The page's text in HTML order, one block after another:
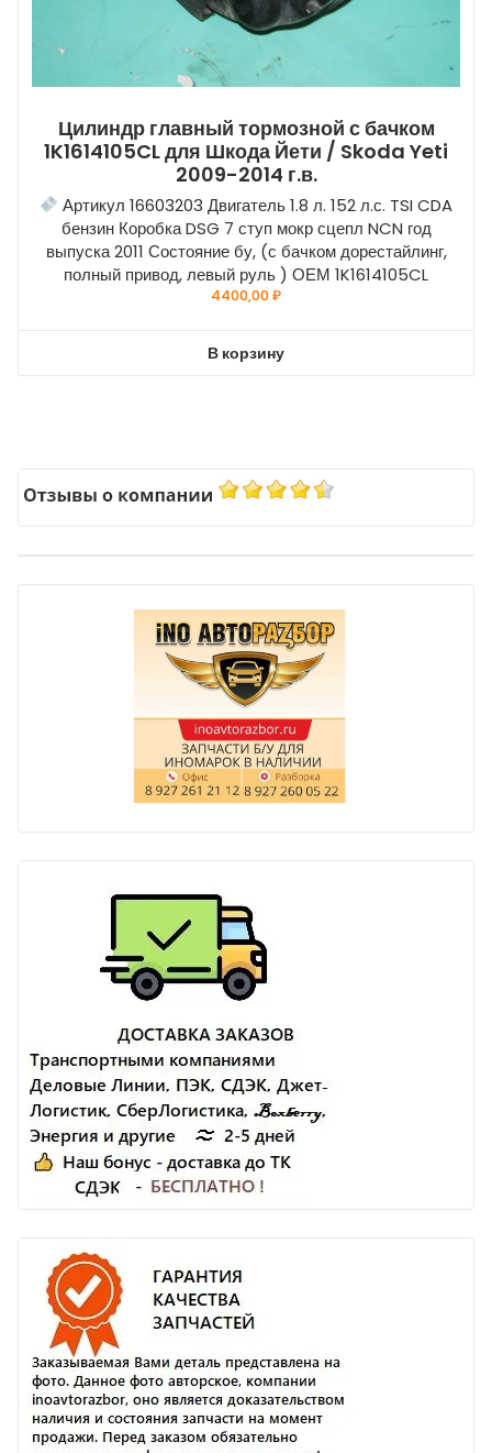
Цилиндр главный тормозной с бачком
1K1614105CL для Шкода Йети / Skoda Yeti
2009-2014 г.в.
Артикул 16603203 Двигатель 1.8 л. 152 л.с. TSI CDA
бензин Коробка DSG 7 ступ мокр сцепл NCN год
выпуска 2011 Состояние бу, (с бачком дорестайлинг,
полный привод, левый руль ) ОЕМ 1K1614105CL
4400,00₽
В корзину